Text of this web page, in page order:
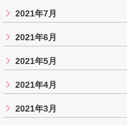
2021年7月
2021年6月
2021年5月
2021年4月
2021年3月